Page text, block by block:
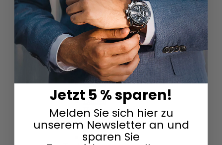
Herren
Skelettuhren
Damen
Herren
Smartwatches
Damen
Herren
Solaruhren
Herren
Damen
Sportuhren
Damen
Herren
Swarovski & Edelsteine
Damen
Herren
Jetzt 5 % sparen!
Melden Sie sich hier zu
unserem Newsletter an und
sparen Sie